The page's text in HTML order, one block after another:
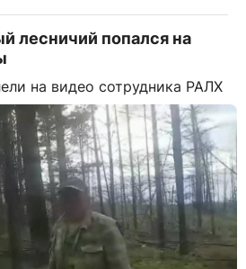
лесничий попался на
на видео сотрудника РАЛХ